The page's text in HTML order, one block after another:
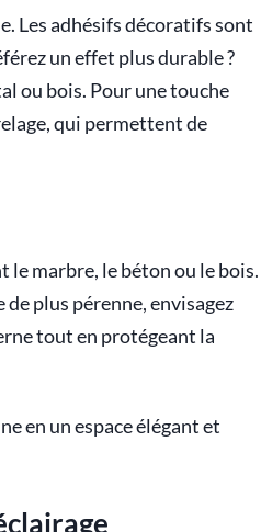
Les adhésifs décoratifs sont
un effet plus durable ?
ou bois. Pour une touche
qui permettent de
marbre, le béton ou le bois.
plus pérenne, envisagez
tout en protégeant la
en un espace élégant et